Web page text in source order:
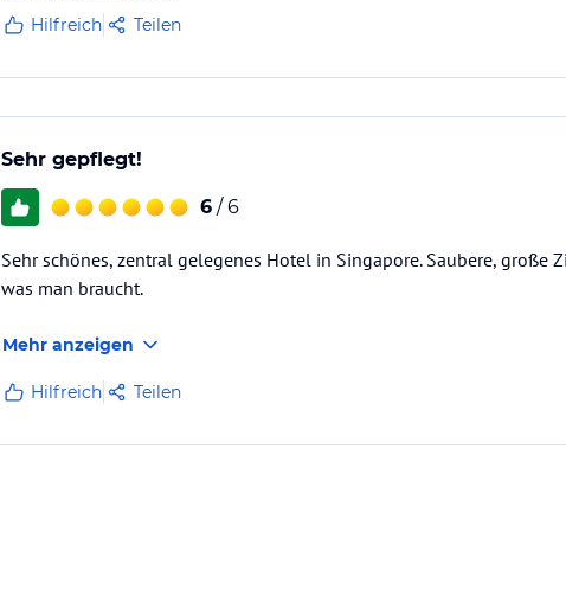
Hilfreich Teilen
Sehr gepflegt!
6 / 6
Sehr schönes, zentral gelegenes Hotel in Singapore. Saubere, große
was man braucht.
Mehr anzeigen
Hilfreich Teilen